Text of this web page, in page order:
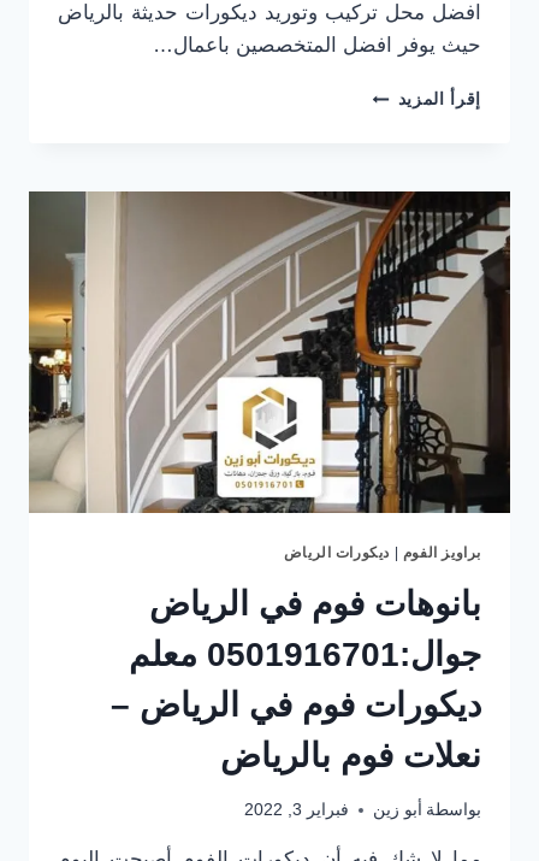
افضل محل تركيب وتوريد ديكورات حديثة بالرياض
حيث يوفر افضل المتخصصين باعمال…
إقرأ المزيد محل
جوال:0501916701
افضل
معلم
ديكورات
بالرياض
حي
الياسمين
حي
النرجس
براويز الفوم | ديكورات الرياض
بانوهات فوم في الرياض
جوال:0501916701 معلم
ديكورات فوم في الرياض –
نعلات فوم بالرياض
بواسطة أبو زين فبراير 3, 2022